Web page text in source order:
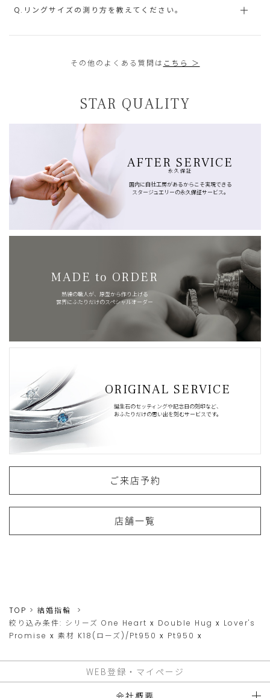
Q.リングサイズの測り方を教えてください。
その他のよくある質問は こちら ＞
STAR QUALITY
AFTER SERVICE
永久保証
国内に自社工房があるからこそ実現できる
スタージュエリーの永久保証サービス。
MADE to ORDER
熟練の職人が、原型から作り上げる
世界にふたりだけのスペシャルオーダー
ORIGINAL SERVICE
誕生石のセッティングや記念日の刻印など、
おふたりだけの思い出を刻むサービスです。
ご来店予約
店舗一覧
TOP
結婚指輪
絞り込み条件: シリーズ One Heart x Double Hug x Lover's
Promise x 素材 K18(ローズ)/Pt950 x Pt950 x
WEB登録・マイページ